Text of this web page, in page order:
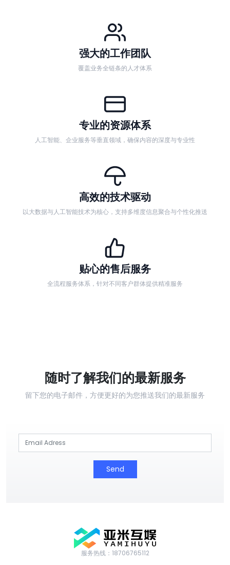
强大的工作团队
覆盖业务全链条的人才体系
专业的资源体系
人工智能、企业服务等垂直领域，确保内容的深度与专业性
高效的技术驱动
以大数据与人工智能技术为核心，支持多维度信息聚合与个性化推送
贴心的售后服务
全流程服务体系，针对不同客户群体提供精准服务
随时了解我们的最新服务
留下您的电子邮件，方便更好的为您推送我们的最新服务
Send
服务热线：18706765112